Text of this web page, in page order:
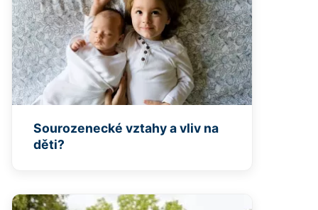
Sourozenecké vztahy a vliv na
děti?